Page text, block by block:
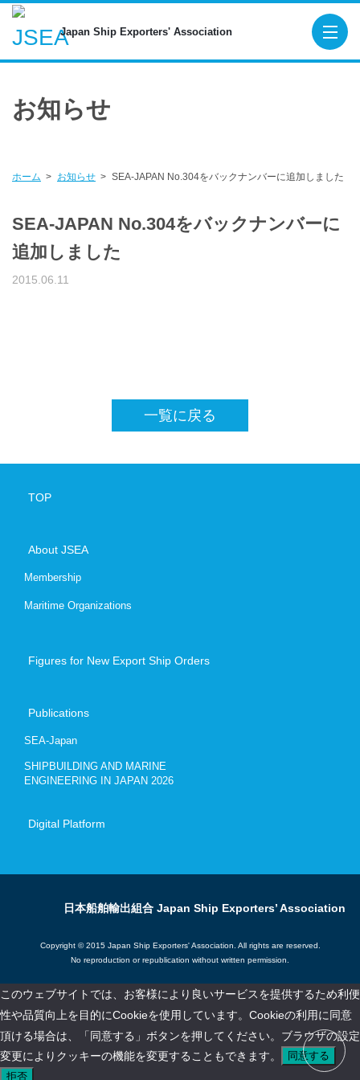
Japan Ship Exporters' Association
Japan Ship Exporters'
TOP
+81-3-
お知らせ
ホーム お知らせ SEA-JAPAN No.304をバックナンバーに追加しました
SEA-JAPAN No.304をバックナンバーに
追加しました
2015.06.11
一覧に戻る
TOP
About JSEA
Membership
Maritime Organizations
Figures for New Export Ship Orders
Publications
SEA-Japan
SHIPBUILDING AND MARINE
ENGINEERING IN JAPAN 2026
Digital Platform
日本船舶輸出組合 Japan Ship Exporters’ Association
Copyright © 2015 Japan Ship Exporters' Association. All rights are reserved.
No reproduction or republication without written permission.
このウェブサイトでは、お客様により良いサービスを提供するため利便
性や品質向上を目的にCookieを使用しています。Cookieの利用に同意
頂ける場合は、「同意する」ボタンを押してください。ブラウザの設定
変更によりクッキーの機能を変更することもできます。
同意する
拒否